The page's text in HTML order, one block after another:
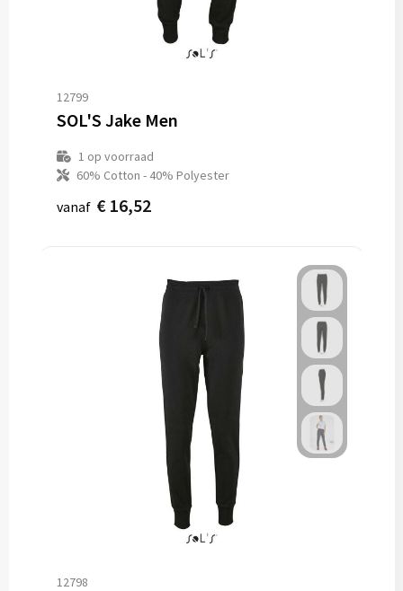
12799
SOL'S Jake Men
1 op voorraad
60% Cotton - 40% Polyester
vanaf € 16,52
12798